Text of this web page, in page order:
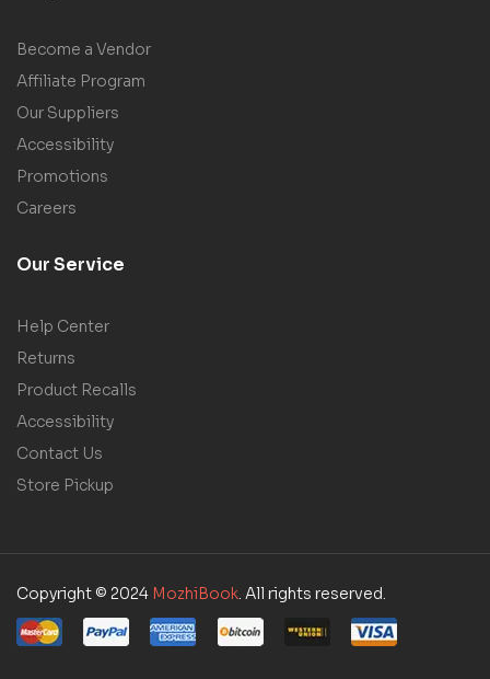
Become a Vendor
Affiliate Program
Our Suppliers
Accessibility
Promotions
Careers
Our Service
Help Center
Returns
Product Recalls
Accessibility
Contact Us
Store Pickup
Copyright © 2024 MozhiBook. All rights reserved.